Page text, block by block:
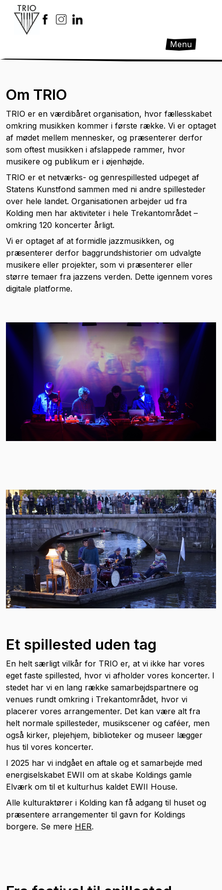
Menu
Om TRIO
TRIO er en værdibåret organisation, hvor fællesskabet
omkring musikken kommer i første række. Vi er optaget
af mødet mellem mennesker, og præsenterer derfor
som oftest musikken i afslappede rammer, hvor
musikere og publikum er i øjenhøjde.
TRIO er et netværks- og genrespillested udpeget af
Statens Kunstfond sammen med ni andre spillesteder
over hele landet. Organisationen arbejder ud fra
Kolding men har aktiviteter i hele Trekantområdet –
omkring 120 koncerter årligt.
Vi er optaget af at formidle jazzmusikken, og
præsenterer derfor baggrundshistorier om udvalgte
musikere eller projekter, som vi præsenterer eller
større temaer fra jazzens verden. Dette igennem vores
digitale platforme.
Et spillested uden tag
En helt særligt vilkår for TRIO er, at vi ikke har vores
eget faste spillested, hvor vi afholder vores koncerter. I
stedet har vi en lang række samarbejdspartnere og
venues rundt omkring i Trekantområdet, hvor vi
placerer vores arrangementer. Det kan være alt fra
helt normale spillesteder, musikscener og caféer, men
også kirker, plejehjem, biblioteker og museer lægger
hus til vores koncerter.
I 2025 har vi indgået en aftale og et samarbejde med
energiselskabet EWII om at skabe Koldings gamle
Elværk om til et kulturhus kaldet EWII House.
Alle kulturaktører i Kolding kan få adgang til huset og
præsentere arrangementer til gavn for Koldings
borgere. Se mere HER.